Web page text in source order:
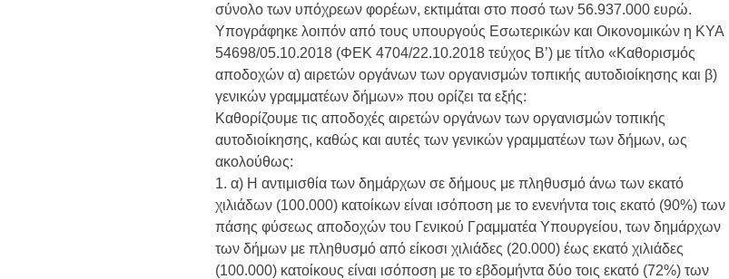
σύνολο των υπόχρεων φορέων, εκτιμάται στο ποσό των 56.937.000 ευρώ.
Υπογράφηκε λοιπόν από τους υπουργούς Εσωτερικών και Οικονομικών η ΚΥΑ
54698/05.10.2018 (ΦΕΚ 4704/22.10.2018 τεύχος Β’) με τίτλο «Καθορισμός
αποδοχών α) αιρετών οργάνων των οργανισμών τοπικής αυτοδιοίκησης και β)
γενικών γραμματέων δήμων» που ορίζει τα εξής:
Καθορίζουμε τις αποδοχές αιρετών οργάνων των οργανισμών τοπικής
αυτοδιοίκησης, καθώς και αυτές των γενικών γραμματέων των δήμων, ως
ακολούθως:
1. α) Η αντιμισθία των δημάρχων σε δήμους με πληθυσμό άνω των εκατό
χιλιάδων (100.000) κατοίκων είναι ισόποση με το ενενήντα τοις εκατό (90%) των
πάσης φύσεως αποδοχών του Γενικού Γραμματέα Υπουργείου, των δημάρχων
των δήμων με πληθυσμό από είκοσι χιλιάδες (20.000) έως εκατό χιλιάδες
(100.000) κατοίκους είναι ισόποση με το εβδομήντα δύο τοις εκατό (72%) των